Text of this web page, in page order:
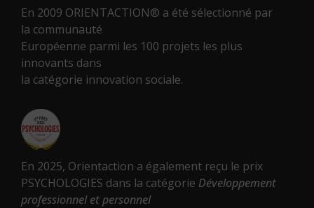
En 2009 ORIENTACTION® a été sélectionné par
la communauté
Européenne parmi les 100 projets les plus
innovants dans
la catégorie innovation sociale.
En 2025, Orientaction a également reçu le prix
PSYCHOLOGIES dans la catégorie Développement
professionnel et personnel